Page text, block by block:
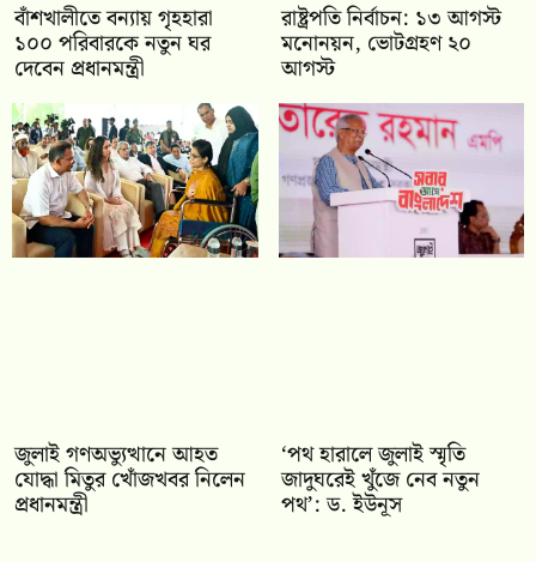
বাঁশখালীতে বন্যায় গৃহহারা
১০০ পরিবারকে নতুন ঘর
দেবেন প্রধানমন্ত্রী
রাষ্ট্রপতি নির্বাচন: ১৩ আগস্ট
মনোনয়ন, ভোটগ্রহণ ২০
আগস্ট
জুলাই গণঅভ্যুত্থানে আহত
যোদ্ধা মিতুর খোঁজখবর নিলেন
প্রধানমন্ত্রী
‘পথ হারালে জুলাই স্মৃতি
জাদুঘরেই খুঁজে নেব নতুন
পথ’: ড. ইউনূস